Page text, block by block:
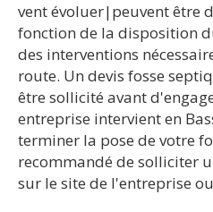
vent évoluer|peuvent être
fonction de la disposition
des interventions
route. Un devis fosse
être sollicité avant
entreprise intervient en
terminer la pose de votre
recommandé de solliciter
sur le site de l'entreprise